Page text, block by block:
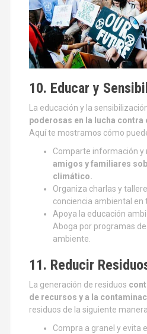
10. Educar y
La educación y la
poderosas en la lucha
Aquí te mostramos cómo
Comparte información y
amigos y familiares
climático.
Organiza charlas y
conciencia ambiental en
Apoya la educación
Aboga por programas
ambiente.
11. Reducir
La generación de residuos
de recursos y a la
residuos de la siguiente
Compra a granel y evita